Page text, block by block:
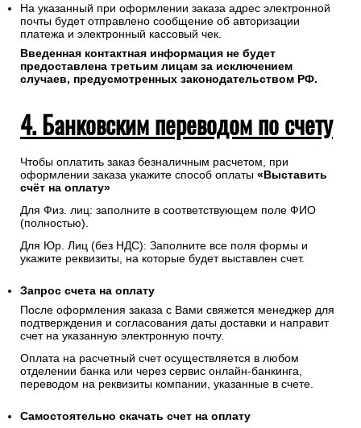
На указанный при оформлении заказа адрес электронной
почты будет отправлено сообщение об авторизации
платежа и электронный кассовый чек.
Введенная контактная информация не будет
предоставлена третьим лицам за исключением
случаев, предусмотренных законодательством РФ.
4. Банковским переводом по счету
Чтобы оплатить заказ безналичным расчетом, при
оформлении заказа укажите способ оплаты «Выставить
счёт на оплату»
Для Физ. лиц: заполните в соответствующем поле ФИО
(полностью).
Для Юр. Лиц (без НДС): Заполните все поля формы и
укажите реквизиты, на которые будет выставлен счет.
Запрос счета на оплату
После оформления заказа с Вами свяжется менеджер для
подтверждения и согласования даты доставки и направит
счет на указанную электронную почту.
Оплата на расчетный счет осуществляется в любом
отделении банка или через сервис онлайн-банкинга,
переводом на реквизиты компании, указанные в счете.
Самостоятельно скачать счет на оплату